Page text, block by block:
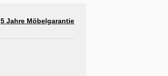
5 Jahre Möbelgarantie